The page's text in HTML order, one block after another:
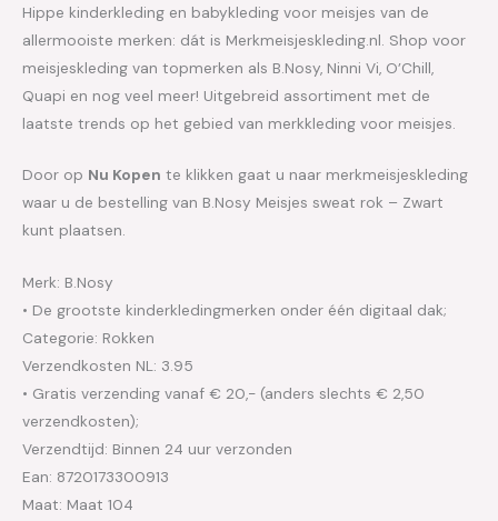
Hippe kinderkleding en babykleding voor meisjes van de
allermooiste merken: dát is Merkmeisjeskleding.nl. Shop voor
meisjeskleding van topmerken als B.Nosy, Ninni Vi, O’Chill,
Quapi en nog veel meer! Uitgebreid assortiment met de
laatste trends op het gebied van merkkleding voor meisjes.
Door op Nu Kopen te klikken gaat u naar merkmeisjeskleding
waar u de bestelling van B.Nosy Meisjes sweat rok – Zwart
kunt plaatsen.
Merk: B.Nosy
• De grootste kinderkledingmerken onder één digitaal dak;
Categorie: Rokken
Verzendkosten NL: 3.95
• Gratis verzending vanaf € 20,- (anders slechts € 2,50
verzendkosten);
Verzendtijd: Binnen 24 uur verzonden
Ean: 8720173300913
Maat: Maat 104